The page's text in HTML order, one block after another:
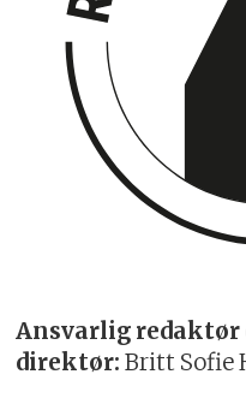
Ansvarlig redaktør
direktør: Britt Sofie